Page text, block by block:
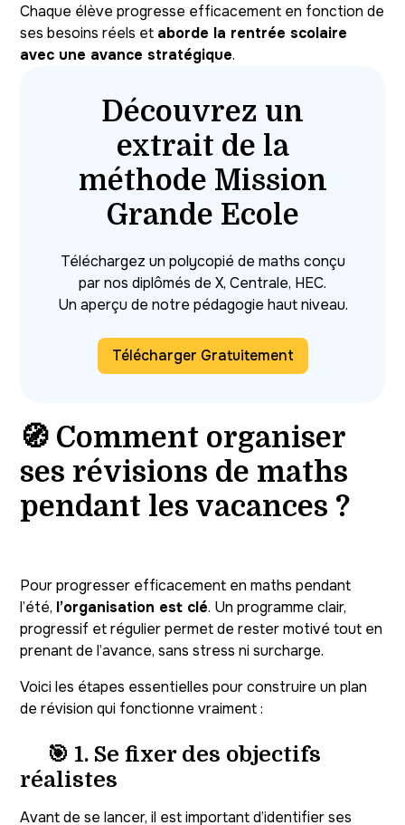
Chaque élève progresse efficacement en fonction de
ses besoins réels et aborde la rentrée scolaire
avec une avance stratégique.
Découvrez un
extrait de la
méthode Mission
Grande Ecole
Téléchargez un polycopié de maths conçu
par nos diplômés de X, Centrale, HEC.
Un aperçu de notre pédagogie haut niveau.
Télécharger Gratuitement
🧭 Comment organiser
ses révisions de maths
pendant les vacances ?
Pour progresser efficacement en maths pendant
l’été, l’organisation est clé. Un programme clair,
progressif et régulier permet de rester motivé tout en
prenant de l’avance, sans stress ni surcharge.
Voici les étapes essentielles pour construire un plan
de révision qui fonctionne vraiment :
🎯 1. Se fixer des objectifs
réalistes
Avant de se lancer, il est important d’identifier ses